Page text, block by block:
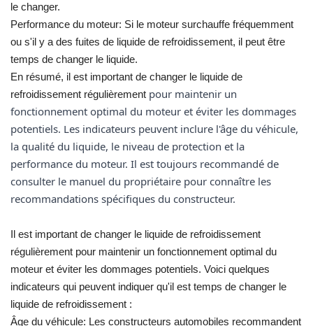
le changer.
Performance du moteur: Si le moteur surchauffe fréquemment
ou s'il y a des fuites de liquide de refroidissement, il peut être
temps de changer le liquide.
En résumé, il est important de changer le liquide de
refroidissement régulièrement pour maintenir un
fonctionnement optimal du moteur et éviter les dommages
potentiels. Les indicateurs peuvent inclure l'âge du véhicule,
la qualité du liquide, le niveau de protection et la
performance du moteur. Il est toujours recommandé de
consulter le manuel du propriétaire pour connaître les
recommandations spécifiques du constructeur.
Il est important de changer le liquide de refroidissement
régulièrement pour maintenir un fonctionnement optimal du
moteur et éviter les dommages potentiels. Voici quelques
indicateurs qui peuvent indiquer qu'il est temps de changer le
liquide de refroidissement :
Âge du véhicule: Les constructeurs automobiles recommandent